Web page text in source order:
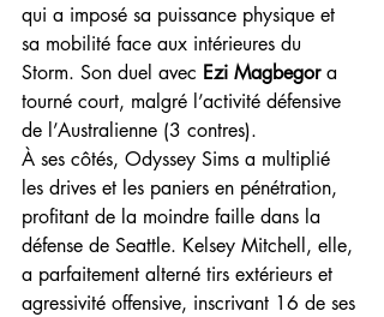
qui a imposé sa puissance physique et
sa mobilité face aux intérieures du
Storm. Son duel avec Ezi Magbegor a
tourné court, malgré l’activité défensive
de l’Australienne (3 contres).
À ses côtés, Odyssey Sims a multiplié
les drives et les paniers en pénétration,
profitant de la moindre faille dans la
défense de Seattle. Kelsey Mitchell, elle,
a parfaitement alterné tirs extérieurs et
agressivité offensive, inscrivant 16 de ses